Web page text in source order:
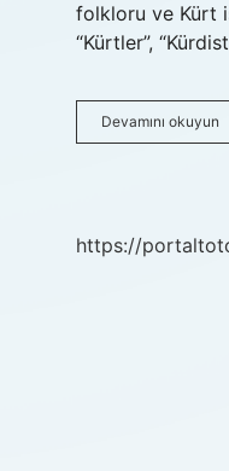
folkloru ve Kürt
“Kürtler”,
Devamını okuyun
https://